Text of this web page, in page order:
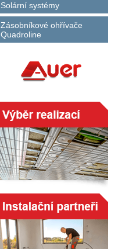
Solární systémy
Zásobníkové ohřívače
Quadroline